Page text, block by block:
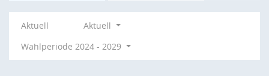
Aktuell
Aktuell
Wahlperiode 2024 - 2029